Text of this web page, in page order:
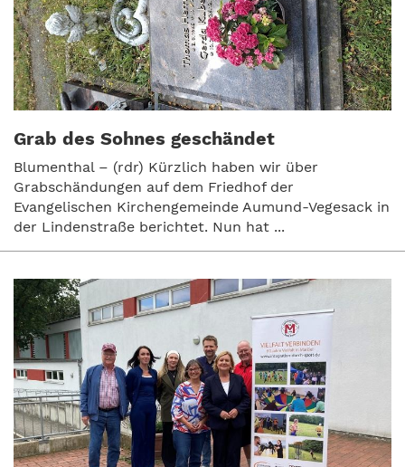
Grab des Sohnes geschändet
Blumenthal – (rdr) Kürzlich haben wir über
Grabschändungen auf dem Friedhof der
Evangelischen Kirchengemeinde Aumund-Vegesack in
der Lindenstraße berichtet. Nun hat ...